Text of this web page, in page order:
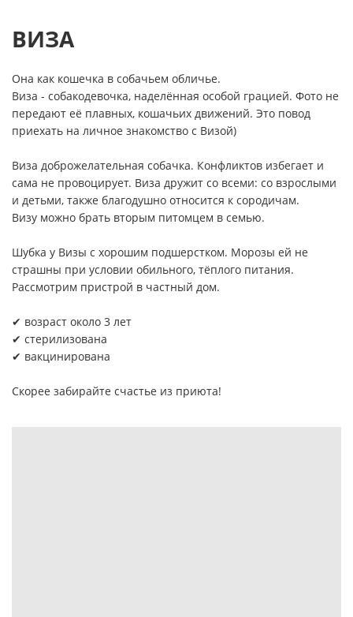
ВИЗА
Она как кошечка в собачьем обличье.
Виза - собакодевочка, наделённая особой грацией. Фото не
передают её плавных, кошачьих движений. Это повод
приехать на личное знакомство с Визой)
Виза доброжелательная собачка. Конфликтов избегает и
сама не провоцирует. Виза дружит со всеми: со взрослыми
и детьми, также благодушно относится к сородичам.
Визу можно брать вторым питомцем в семью.
Шубка у Визы с хорошим подшерстком. Морозы ей не
страшны при условии обильного, тёплого питания.
Рассмотрим пристрой в частный дом.
✔ возраст около 3 лет
✔ стерилизована
✔ вакцинирована
Скорее забирайте счастье из приюта!